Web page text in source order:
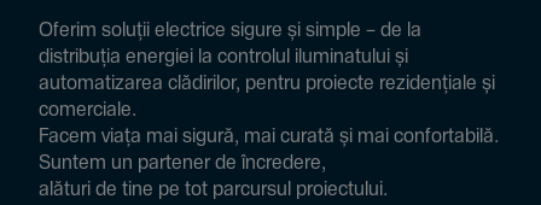
Oferim soluții electrice sigure și simple – de la
distribuția energiei la controlul ilumi­na­tului și
auto­ma­ti­zarea clădi­rilor, pentru proiecte rezi­den­țiale și
comer­ciale.
Facem viața mai sigură, mai curată și mai confor­ta­bilă.
Suntem un partener de încre­dere,
alături de tine pe tot parcursul proiec­tului.